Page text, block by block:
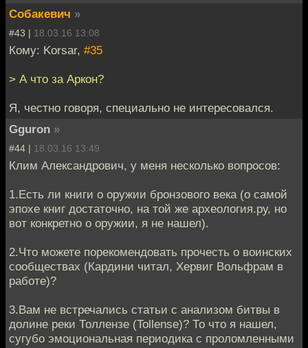
Собакевич »
#43 | 18.03.16 13:08
Кому: Korsar, #35
> А что за Аркон?
Я, честно говоря, специально не интересовался.
Gguron »
#44 | 18.03.16 13:49
Клим Александрович, у меня несколько вопросов:
1.Есть ли книги о оружии бронзового века (о самой
эпохе книг достаточно, на той же археология.ру, но
вот конкретно о оружии, я не нашел).
2.Что можете порекомендовать прочесть о воинских
сообществах (Кардини читал, Хервиг Вольфрам в
работе)?
3.Вам не встречались статьи с анализом битвы в
долине реки Толлензе (Tollense)? То что я нашел,
сугубо эмоциональная периодика с проломленными